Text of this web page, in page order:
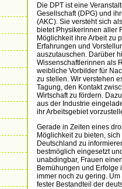
Die DPT ist eine
Gesellschaft (DPG) und
(AKC). Sie versteht sich
bietet Physikerinnen aller
Möglichkeit ihre Arbeit zu
Erfahrungen und
auszutauschen. Darüber
Wissenschaftlerinnen als
weibliche Vorbilder für
zu stellen. Wir verstehen
Tagung, den Kontakt
Wirtschaft zu fördern.
aus der Industrie
ihr Arbeitsgebiet
Gerade in Zeiten eines
Möglichkeit zu bieten,
Deutschland zu
bestmöglich eingesetzt
unabdingbar, Frauen
Bemühungen und Erfolge
immer noch zu gering.
fester Bestandteil der